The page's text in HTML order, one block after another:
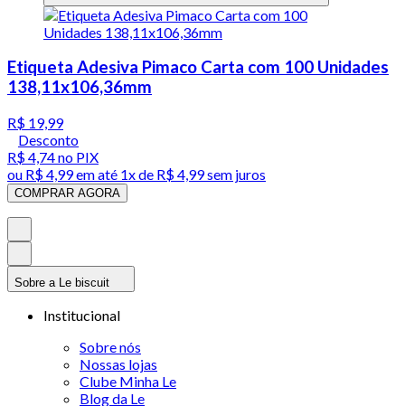
Etiqueta Adesiva Pimaco Carta com 100 Unidades
138,11x106,36mm
R$ 19,99
Desconto
R$ 4,74no PIX
ou R$ 4,99em até 1x de R$ 4,99sem juros
COMPRAR AGORA
Sobre a Le biscuit
Institucional
Sobre nós
Nossas lojas
Clube Minha Le
Blog da Le